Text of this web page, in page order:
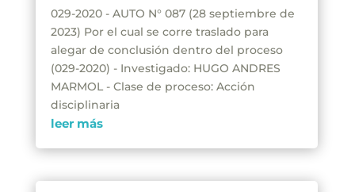
029-2020 - AUTO N° 087 (28 septiembre de
2023) Por el cual se corre traslado para
alegar de conclusión dentro del proceso
(029-2020) - Investigado: HUGO ANDRES
MARMOL - Clase de proceso: Acción
disciplinaria
leer más